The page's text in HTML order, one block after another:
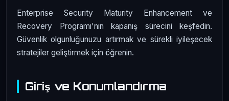
Enterprise Security Maturity Enhancement ve
Recovery Programı'nın kapanış sürecini keşfedin.
Güvenlik olgunluğunuzu artırmak ve sürekli iyileşecek
stratejiler geliştirmek için öğrenin.
Giriş ve Konumlandırma